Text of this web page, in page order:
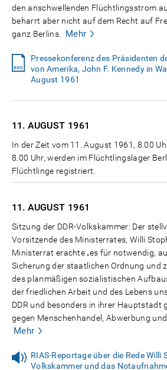
den anschwellenden Flüchtlingsstrom
beharrt aber nicht auf dem Recht auf
ganz Berlins.
Mehr
Pressekonferenz des Präsidenten
von Amerika, John F. Kennedy in
August 1961
11. AUGUST 1961
In der Zeit vom 11. August 1961, 8.00
8.00 Uhr, werden im Flüchtlingslager
Flüchtlinge registriert.
11. AUGUST 1961
Sitzung der DDR-Volkskammer: Der
Vorsitzende des Ministerrates, Willi
Ministerrat erachte „es für notwendig,
Sicherung der staatlichen Ordnung und
des planmäßigen sozialistischen
der friedlichen Arbeit und des Lebens
DDR und besonders in ihrer Hauptstadt
gegen Menschenhandel, Abwerbung
Mehr
RIAS-Reportage über die Rede Willi
Volkskammer und das